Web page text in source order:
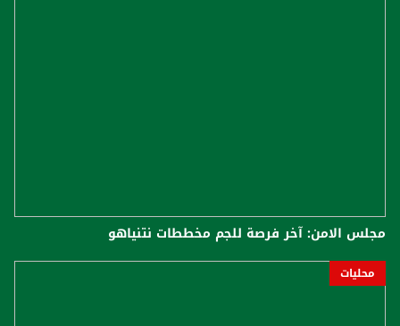
مجلس الامن: آخر فرصة للجم مخططات نتنياهو
محليات